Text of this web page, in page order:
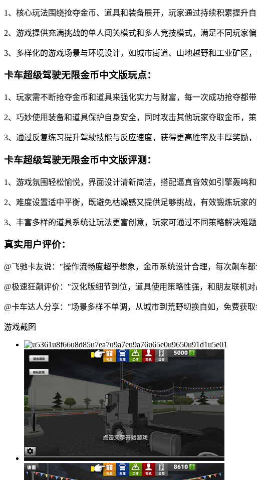
1、核心玩法围绕抢夺金币、道具和装备展开，玩家通过持续积累提升
2、游戏提供充满挑战的单人闯关模式和多人竞技模式，满足不同玩家
3、多样化的游戏场景与环境设计，如城市街道、山地越野和工业矿区
卡车超级驾驶无限金币中文版玩点：
1、玩家需不断抢夺金币和道具来强化实力与财富，每一次成功抢夺都
2、巧妙使用装备和道具保护自身安全，同时攻击其他玩家夺取金币，
3、通过反复练习提升驾驶技能与反应速度，获得更高胜率及丰厚奖励
卡车超级驾驶无限金币中文版评测：
1、游戏氛围轻松愉悦，界面设计清新简洁，搭配逼真音效如引擎轰鸣
2、难度设置适中平衡，既避免枯燥感又提供足够挑战，有效锻炼玩家
3、丰富多样的道具系统让玩法更富创意，玩家可通过不同策略解决难
真实用户评价：
@飞驰卡友说："操作流畅度超乎想象，金币系统设计合理，每次飙车
@极速狂飙评价："汉化版细节到位，道具使用策略性强，和朋友联机
@卡车达人分享："场景多样不单调，从城市到荒野切换自如，免费获
游戏截图